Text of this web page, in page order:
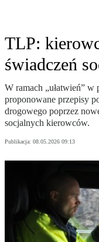
TLP:
świadczeń
W ramach „ułatwień” w
proponowane przepisy
drogowego poprzez
socjalnych kierowców.
Publikacja: 08.05.2026 09:13